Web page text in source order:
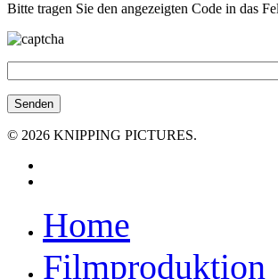
Bitte tragen Sie den angezeigten Code in das
© 2026 KNIPPING PICTURES.
Home
Filmproduktion